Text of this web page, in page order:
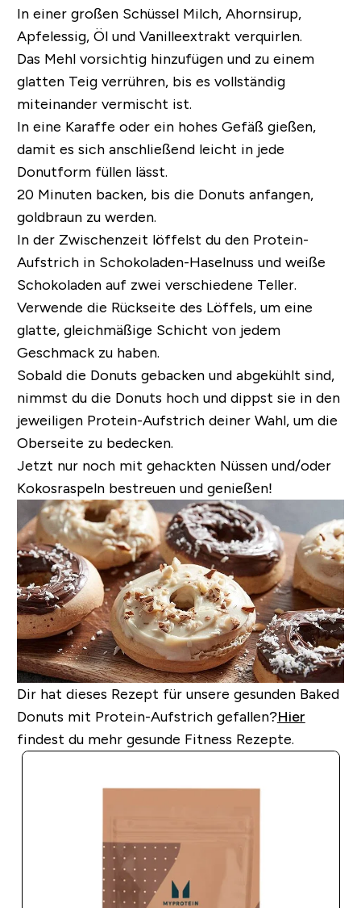
In einer großen Schüssel Milch, Ahornsirup,
Apfelessig, Öl und Vanilleextrakt verquirlen.
Das Mehl vorsichtig hinzufügen und zu einem
glatten Teig verrühren, bis es vollständig
miteinander vermischt ist.
In eine Karaffe oder ein hohes Gefäß gießen,
damit es sich anschließend leicht in jede
Donutform füllen lässt.
20 Minuten backen, bis die Donuts anfangen,
goldbraun zu werden.
In der Zwischenzeit löffelst du den Protein-
Aufstrich in Schokoladen-Haselnuss und weiße
Schokoladen auf zwei verschiedene Teller.
Verwende die Rückseite des Löffels, um eine
glatte, gleichmäßige Schicht von jedem
Geschmack zu haben.
Sobald die Donuts gebacken und abgekühlt sind,
nimmst du die Donuts hoch und dippst sie in den
jeweiligen Protein-Aufstrich deiner Wahl, um die
Oberseite zu bedecken.
Jetzt nur noch mit gehackten Nüssen und/oder
Kokosraspeln bestreuen und genießen!
Dir hat dieses Rezept für unsere gesunden Baked
Donuts mit Protein-Aufstrich gefallen?Hier
findest du mehr gesunde Fitness Rezepte.